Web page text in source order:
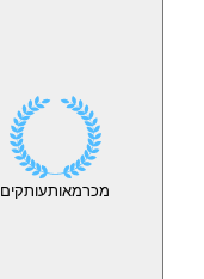
מכרמאותעותקים